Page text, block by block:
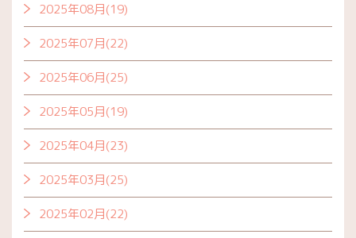
2025年08月(19)
2025年07月(22)
2025年06月(25)
2025年05月(19)
2025年04月(23)
2025年03月(25)
2025年02月(22)